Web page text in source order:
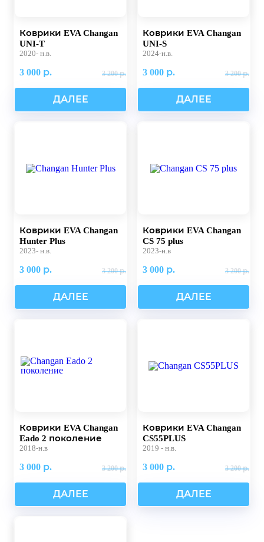
Коврики EVA Changan
UNI-T
2020- н.в.
3 000 р. 3 200 р.
ДАЛЕЕ
Коврики EVA Changan
UNI-S
2024-н.в.
3 000 р. 3 200 р.
ДАЛЕЕ
Коврики EVA Changan
Hunter Plus
2023- н.в.
3 000 р. 3 200 р.
ДАЛЕЕ
Коврики EVA Changan
CS 75 plus
2023-н.в
3 000 р. 3 200 р.
ДАЛЕЕ
Коврики EVA Changan
Eado 2 поколение
2018-н.в
3 000 р. 3 200 р.
ДАЛЕЕ
Коврики EVA Changan
CS55PLUS
2019 - н.в.
3 000 р. 3 200 р.
ДАЛЕЕ